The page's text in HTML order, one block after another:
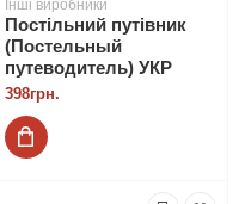
Інші виробники
Постільний путівник
(Постельный
путеводитель) УКР
398грн.